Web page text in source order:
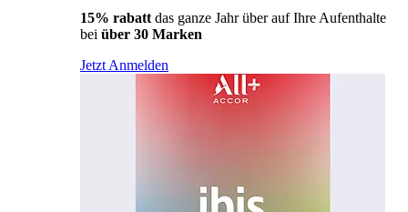
15% rabatt das ganze Jahr über auf Ihre Aufenthalte
bei über 30 Marken
Jetzt Anmelden